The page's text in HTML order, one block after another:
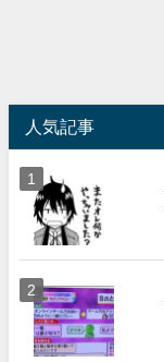
人気記事